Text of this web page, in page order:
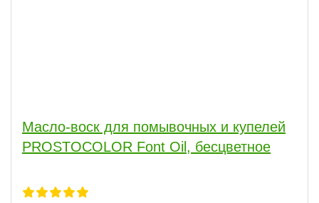
Масло-воск для помывочных и купелей
PROSTOCOLOR Font Oil, бесцветное